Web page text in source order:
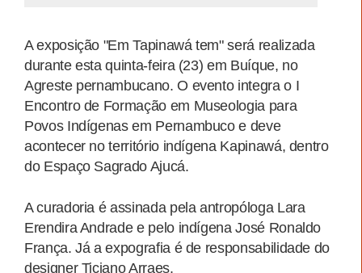
A exposição "Em Tapinawá tem" será realizada
durante esta quinta-feira (23) em Buíque, no
Agreste pernambucano. O evento integra o I
Encontro de Formação em Museologia para
Povos Indígenas em Pernambuco e deve
acontecer no território indígena Kapinawá, dentro
do Espaço Sagrado Ajucá.
A curadoria é assinada pela antropóloga Lara
Erendira Andrade e pelo indígena José Ronaldo
França. Já a expografia é de responsabilidade do
designer Ticiano Arraes.